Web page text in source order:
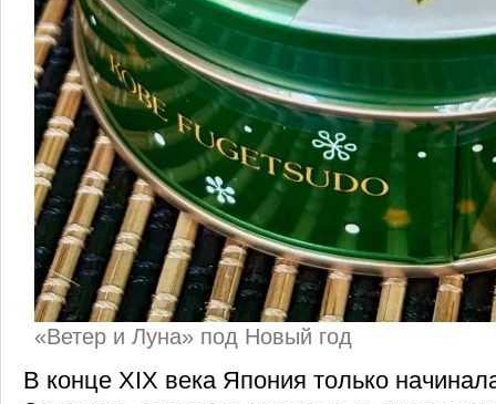
«Ветер и Луна» под Новый год
В конце XIX века Япония только